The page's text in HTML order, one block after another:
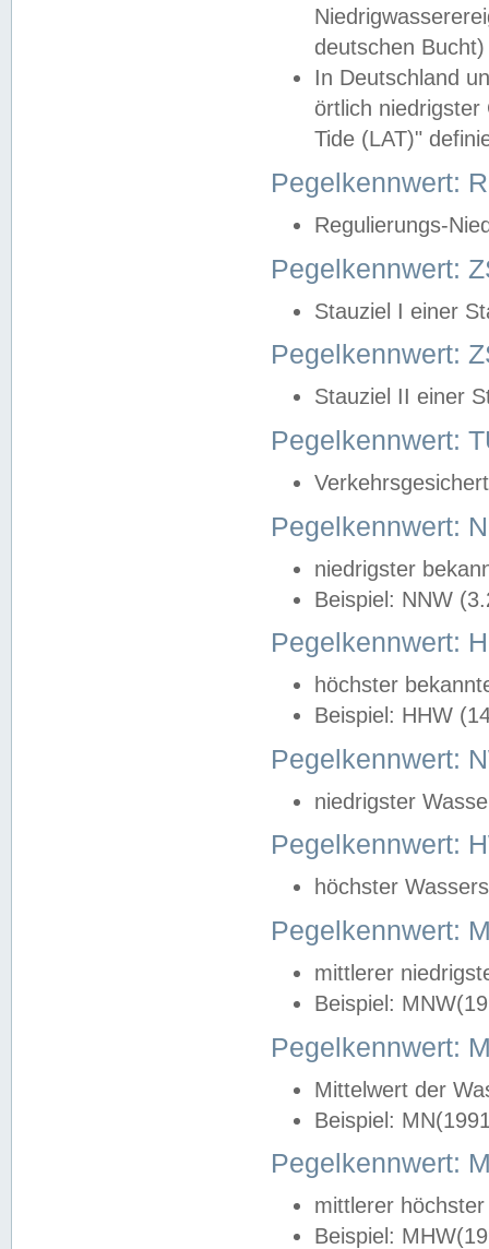
deutschen
In Deutschland
örtlich
Tide (LAT)"
Pegelkennwert:
Regulierungs-
Pegelkennwert:
Stauziel I einer
Pegelkennwert:
Stauziel II einer
Pegelkennwert:
Pegelkennwert:
niedrigster
Beispiel: NNW
Pegelkennwert:
höchster
Beispiel: HHW
Pegelkennwert:
niedrigster
Pegelkennwert:
höchster
Pegelkennwert:
mittlerer
Beispiel:
Pegelkennwert:
Mittelwert der
Beispiel:
Pegelkennwert:
mittlerer
Beispiel: